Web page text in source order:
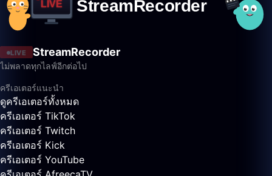
LIVE StreamRecorder
ไม่พลาดทุกไลฟ์อีกต่อไป
ครีเอเตอร์แนะนำ
ดูครีเอเตอร์ทั้งหมด
ครีเอเตอร์ TikTok
ครีเอเตอร์ Twitch
ครีเอเตอร์ Kick
ครีเอเตอร์ YouTube